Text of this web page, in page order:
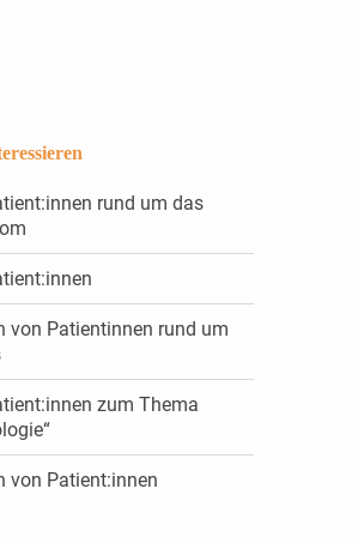
rund um das
von Patientinnen rund um
zum ­Thema
von Patient:innen